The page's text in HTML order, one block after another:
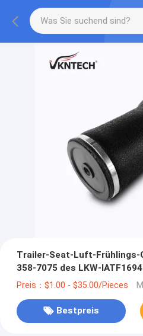
Trailer-Seat-Luft-Frühlings-
358-7075 des LKW-
Preis：$1.00 - $35.00/Pieces
Bestpreis